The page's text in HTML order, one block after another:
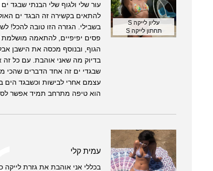
עליון לייקה S
תחתון לייקה S
עור שלי ולגוף שלי הבנתי שבגד
להתאים בקשירה זה הבגד ים
בשבילי. הגזרה הזו טובה להכל!
פסים יפיפיים, להתאמה
הגוף, ובנוסף מכסה את הישבן
בדיוק מה שאני אוהבת. עם כל זה
שבגדי ים זה אחד הדברים שהכי
עצמם אחרי לבישות וכשבגד הים
הוא טיפה מתרחב תמיד אפשר
עמית קלי
בכללי אני אוהבת את גזרת לייקה